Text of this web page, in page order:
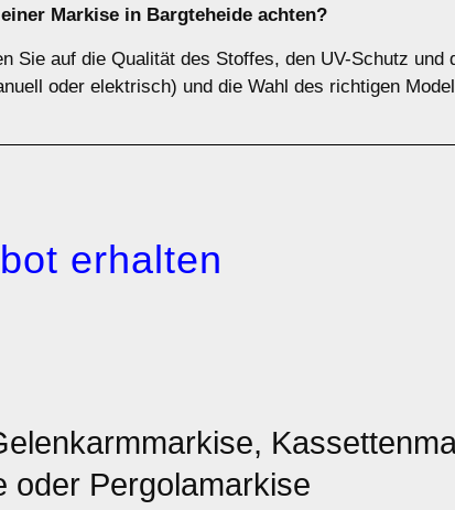
Markise in Bargteheide achten?
Sie auf die Qualität des Stoffes, den UV-Schutz und
oder elektrisch) und die Wahl des richtigen
erhalten
oder Pergolamarkise